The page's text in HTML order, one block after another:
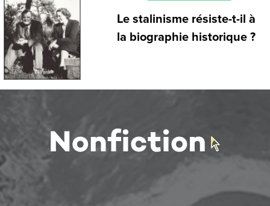
Le stalinisme résiste-t-il à
la biographie historique ?